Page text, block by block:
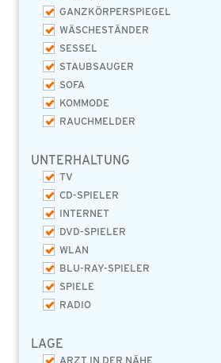
GANZKÖRPERSPIEGEL
WÄSCHESTÄNDER
SESSEL
STAUBSAUGER
SOFA
KOMMODE
RAUCHMELDER
UNTERHALTUNG
TV
CD-SPIELER
INTERNET
DVD-SPIELER
WLAN
BLU-RAY-SPIELER
SPIELE
RADIO
LAGE
ARZT IN DER NÄHE